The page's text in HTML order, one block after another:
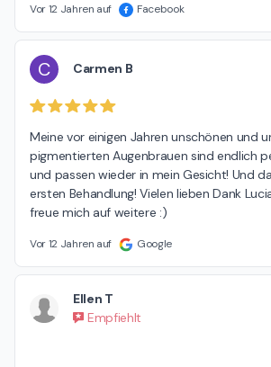
Vor 12 Jahren auf Facebook
C Carmen B
Meine vor einigen Jahren unschönen und
pigmentierten Augenbrauen sind endlich
und passen wieder in mein Gesicht! Und
ersten Behandlung! Vielen lieben Dank
freue mich auf weitere :)
Vor 12 Jahren auf Google
Ellen T
Empfiehlt